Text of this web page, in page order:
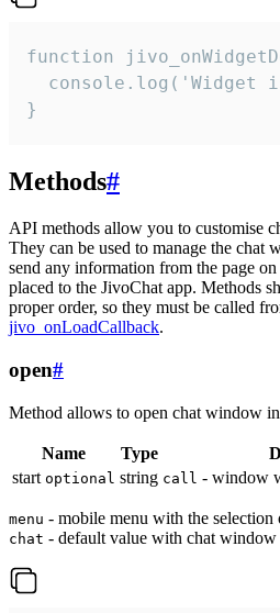
function
console.log('Widget
}
Methods#
API methods allow you to customise
They can be used to manage the chat
send any information from the page
placed to the JivoChat app. Methods
proper order, so they must be called
jivo_onLoadCallback.
open#
Method allows to open chat window
Name Type
start optional string call - window
menu - mobile menu with the
chat - default value with chat window